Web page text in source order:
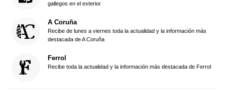
gallegos en el exterior
A Coruña
Recibe de lunes a viernes toda la actualidad y la información más
destacada de A Coruña
Ferrol
Recibe toda la actualidad y la información más destacada de Ferrol